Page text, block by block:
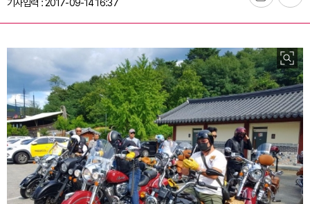
기사입력 : 2017-09-14 16:37